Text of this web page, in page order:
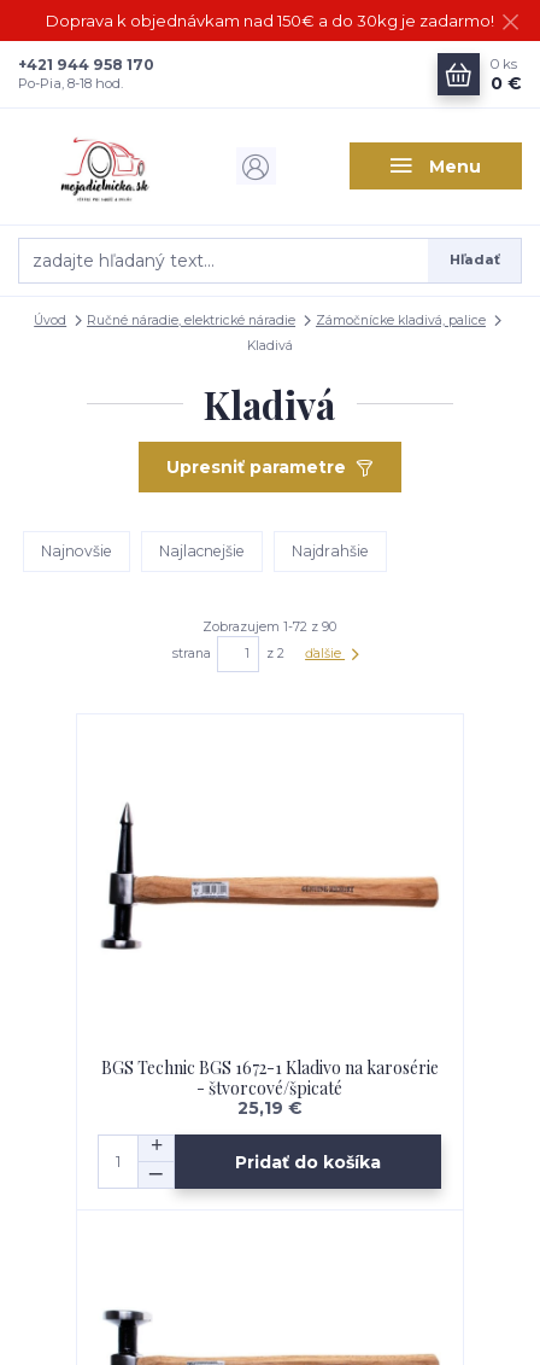
Doprava k objednávkam nad 150€ a do 30kg je zadarmo!
Menu
Hľadať
+421 944 958 170
Po-Pia, 8-18 hod.
0 ks
0 €
Úvod Ručné náradie, elektrické náradie
Zámočnícke kladivá, palice
Kladivá
Kladivá
Upresniť parametre
Najnovšie Najlacnejšie Najdrahšie
Zobrazujem 1-72 z 90
strana
z 2 ďalšie
BGS Technic BGS 1672-1 Kladivo na karosérie
- štvorcové/špicaté
25,19 €
Pridať do košíka